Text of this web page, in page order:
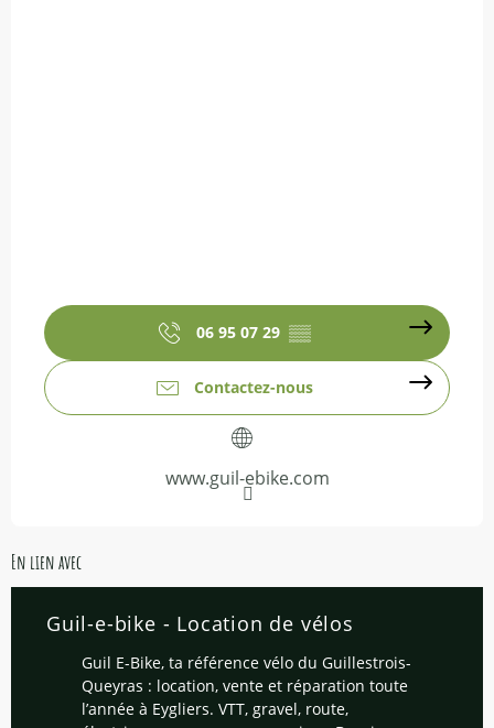
06 95 07 29 ▒▒
Contactez-nous
www.guil-ebike.com
En lien avec
Guil-e-bike - Location de vélos
Guil E-Bike, ta référence vélo du Guillestrois-
Queyras : location, vente et réparation toute
l’année à Eygliers. VTT, gravel, route,